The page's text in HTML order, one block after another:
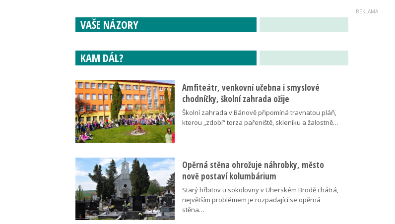
VAŠE NÁZORY
KAM DÁL?
Amfiteátr, venkovní učebna i smyslové
chodníčky, školní zahrada ožije
Školní zahrada v Bánově připomíná travnatou pláň,
kterou „zdobí“ torza pařeniště, skleníku a žalostně…
Opěrná stěna ohrožuje náhrobky, město
nově postaví kolumbárium
Starý hřbitov u sokolovny v Uherském Brodě chátrá,
největším problémem je rozpadající se opěrná
stěna…